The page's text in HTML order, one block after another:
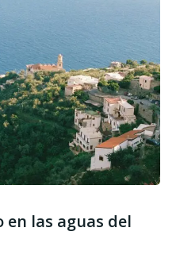
las aguas del